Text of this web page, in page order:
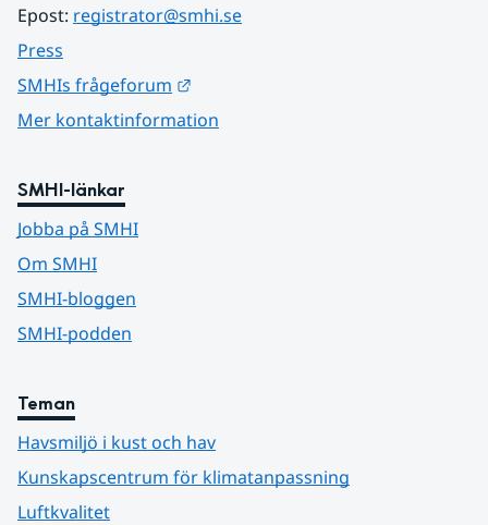
Epost: registrator@smhi.se
Press
SMHIs frågeforum
Mer kontaktinformation
SMHI-länkar
Jobba på SMHI
Om SMHI
SMHI-bloggen
SMHI-podden
Teman
Havsmiljö i kust och hav
Kunskapscentrum för klimatanpassning
Luftkvalitet